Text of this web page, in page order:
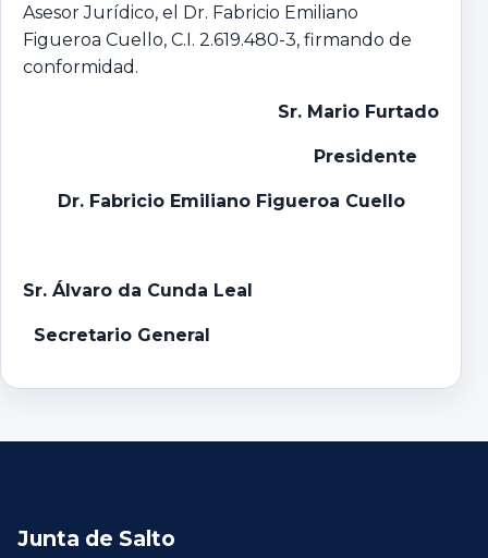
Asesor Jurídico, el Dr. Fabricio Emiliano
Figueroa Cuello, C.I. 2.619.480-3, firmando de
conformidad.
Sr. Mario Furtado
Presidente
Dr. Fabricio Emiliano Figueroa Cuello
Sr. Álvaro da Cunda Leal
Secretario General
Junta de Salto